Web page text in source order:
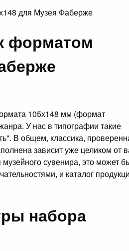
для Музея Фаберже
форматом
105х148 мм (формат
У нас в типографии такие
В общем, классика,
зависит уже целиком от
сувенира, это может
и каталог
набора